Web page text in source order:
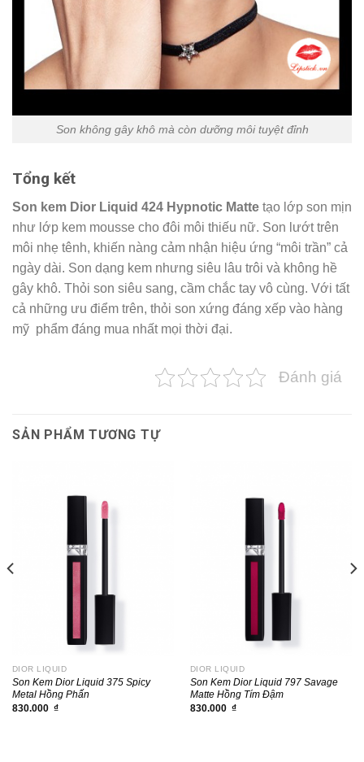
Son không gây khô mà còn dưỡng môi tuyệt đỉnh
Tổng kết
Son kem Dior Liquid 424 Hypnotic Matte tạo lớp son mịn
như lớp kem mousse cho đôi môi thiếu nữ. Son lướt trên
môi nhẹ tênh, khiến nàng cảm nhận hiệu ứng “môi trần” cả
ngày dài. Son dạng kem nhưng siêu lâu trôi và không hề
gây khô. Thỏi son siêu sang, cầm chắc tay vô cùng. Với tất
cả những ưu điểm trên, thỏi son xứng đáng xếp vào hàng
mỹ phẩm đáng mua nhất mọi thời đại.
Đánh giá
SẢN PHẨM TƯƠNG TỰ
DIOR LIQUID
Son Kem Dior Liquid 375 Spicy
Metal Hồng Phấn
830.000 ₫
DIOR LIQUID
Son Kem Dior Liquid 797 Savage
Matte Hồng Tím Đậm
830.000 ₫